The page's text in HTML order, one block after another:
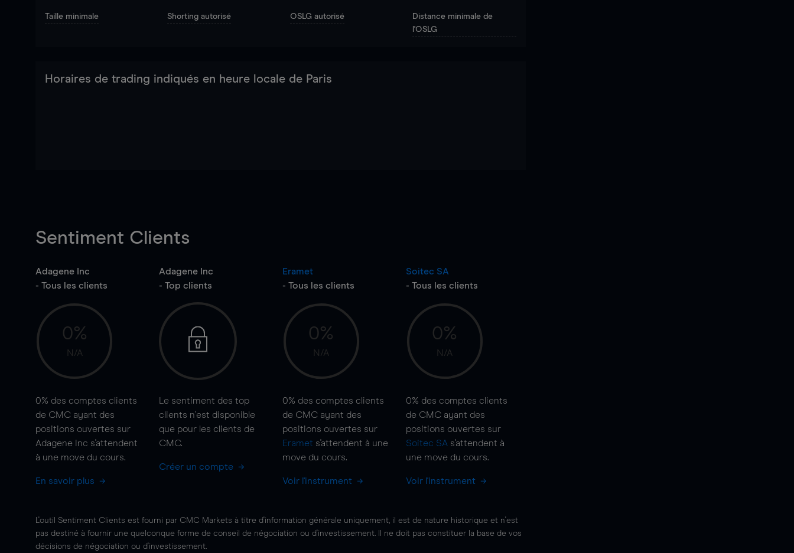
Taille minimale Shorting autorisé OSLG autorisé
Distance minimale de
l'OSLG
Horaires de trading indiqués en heure locale de Paris
Sentiment Clients
Adagene Inc
- Tous les clients
0%
N/A
0% des comptes clients
de CMC ayant des
positions ouvertes sur
Adagene Inc s'attendent
à une move du cours.
En savoir plus
Adagene Inc
- Top clients
Le sentiment des top
clients n'est disponible
que pour les clients de
CMC.
Créer un compte
Eramet
- Tous les clients
0%
N/A
0% des comptes clients
de CMC ayant des
positions ouvertes sur
Eramet s'attendent à une
move du cours.
Voir l'instrument
Soitec SA
- Tous les clients
0%
N/A
0% des comptes clients
de CMC ayant des
positions ouvertes sur
Soitec SA s'attendent à
une move du cours.
Voir l'instrument
L'outil Sentiment Clients est fourni par CMC Markets à titre d'information générale uniquement, il est de nature historique et n'est
pas destiné à fournir une quelconque forme de conseil de négociation ou d'investissement. Il ne doit pas constituer la base de vos
décisions de négociation ou d'investissement.